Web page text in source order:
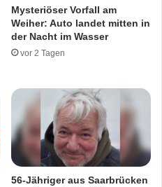
Mysteriöser Vorfall am
Weiher: Auto landet mitten in
der Nacht im Wasser
vor 2 Tagen
56-Jähriger aus Saarbrücken